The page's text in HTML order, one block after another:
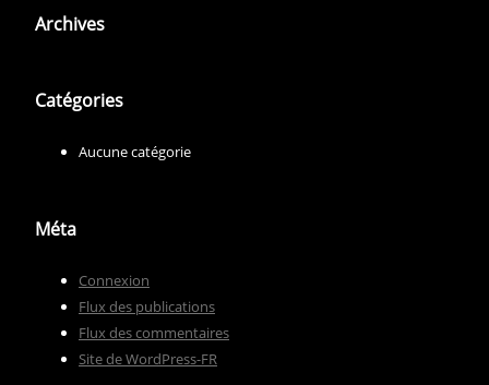
Archives
Catégories
Aucune catégorie
Méta
Connexion
Flux des publications
Flux des commentaires
Site de WordPress-FR